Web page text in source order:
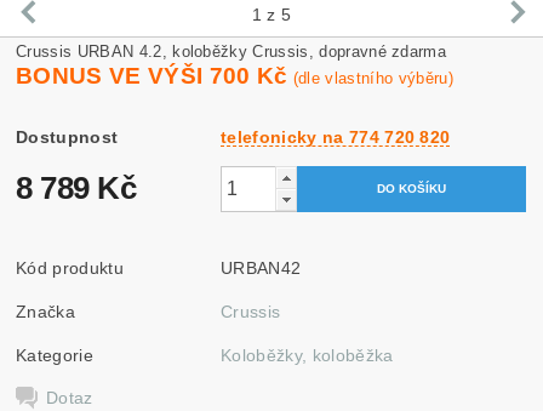
1 z 5
Crussis URBAN 4.2, koloběžky Crussis, dopravné zdarma
BONUS VE VÝŠI 700 Kč (dle vlastního výběru)
Dostupnost telefonicky na 774 720 820
8 789 Kč
Kód produktu URBAN42
Značka Crussis
Kategorie Koloběžky, koloběžka
Dotaz